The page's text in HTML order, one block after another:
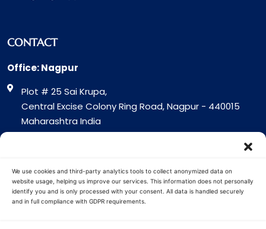
We use cookies and third-party analytics tools to collect anonymized data on
website usage, helping us improve our services. This information does not personally
identify you and is only processed with your consent. All data is handled securely
and in full compliance with GDPR requirements.
CONTACT
Office: Nagpur
Plot # 25 Sai Krupa,
Central Excise Colony Ring Road, Nagpur - 440015
Maharashtra India
317 Green Plaza Motha Varacha, Near VIP Circle
Surat - 394101
Gujrat India